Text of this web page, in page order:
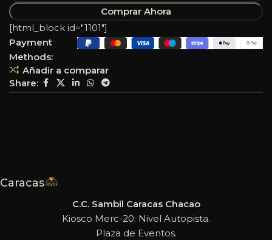
Comprar Ahora
Añadir a comparar
Share:
[html_block id="1101"]
Payment
Methods:
Caracas
C.C. Sambil Caracas Chacao
Kiosco Merc-20: Nivel Autopista.
Plaza de Eventos.